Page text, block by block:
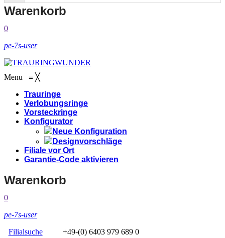
Warenkorb
0
pe-7s-user
Menu ≡ ╳
Trauringe
Verlobungsringe
Vorsteckringe
Konfigurator
Neue Konfiguration
Designvorschläge
Filiale vor Ort
Garantie-Code aktivieren
Warenkorb
0
pe-7s-user
Filialsuche
+49-(0) 6403 979 689 0